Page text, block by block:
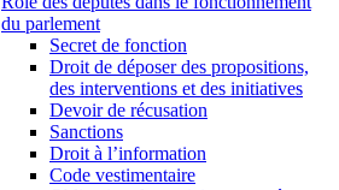
du parlement
Secret de fonction
Droit de déposer des propositions,
des interventions et des initiatives
Devoir de récusation
Sanctions
Droit à l’information
Code vestimentaire